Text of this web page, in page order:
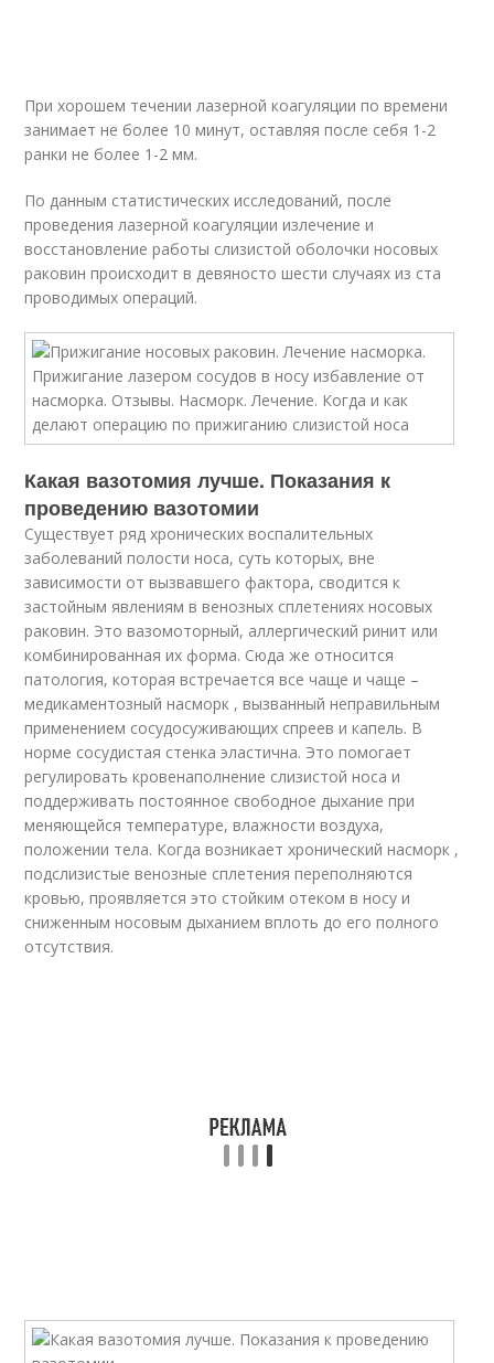
При хорошем течении лазерной коагуляции по времени
занимает не более 10 минут, оставляя после себя 1-2
ранки не более 1-2 мм.
По данным статистических исследований, после
проведения лазерной коагуляции излечение и
восстановление работы слизистой оболочки носовых
раковин происходит в девяносто шести случаях из ста
проводимых операций.
Какая вазотомия лучше. Показания к
проведению вазотомии
Существует ряд хронических воспалительных
заболеваний полости носа, суть которых, вне
зависимости от вызвавшего фактора, сводится к
застойным явлениям в венозных сплетениях носовых
раковин. Это вазомоторный, аллергический ринит или
комбинированная их форма. Сюда же относится
патология, которая встречается все чаще и чаще –
медикаментозный насморк , вызванный неправильным
применением сосудосуживающих спреев и капель. В
норме сосудистая стенка эластична. Это помогает
регулировать кровенаполнение слизистой носа и
поддерживать постоянное свободное дыхание при
меняющейся температуре, влажности воздуха,
положении тела. Когда возникает хронический насморк ,
подслизистые венозные сплетения переполняются
кровью, проявляется это стойким отеком в носу и
сниженным носовым дыханием вплоть до его полного
отсутствия.